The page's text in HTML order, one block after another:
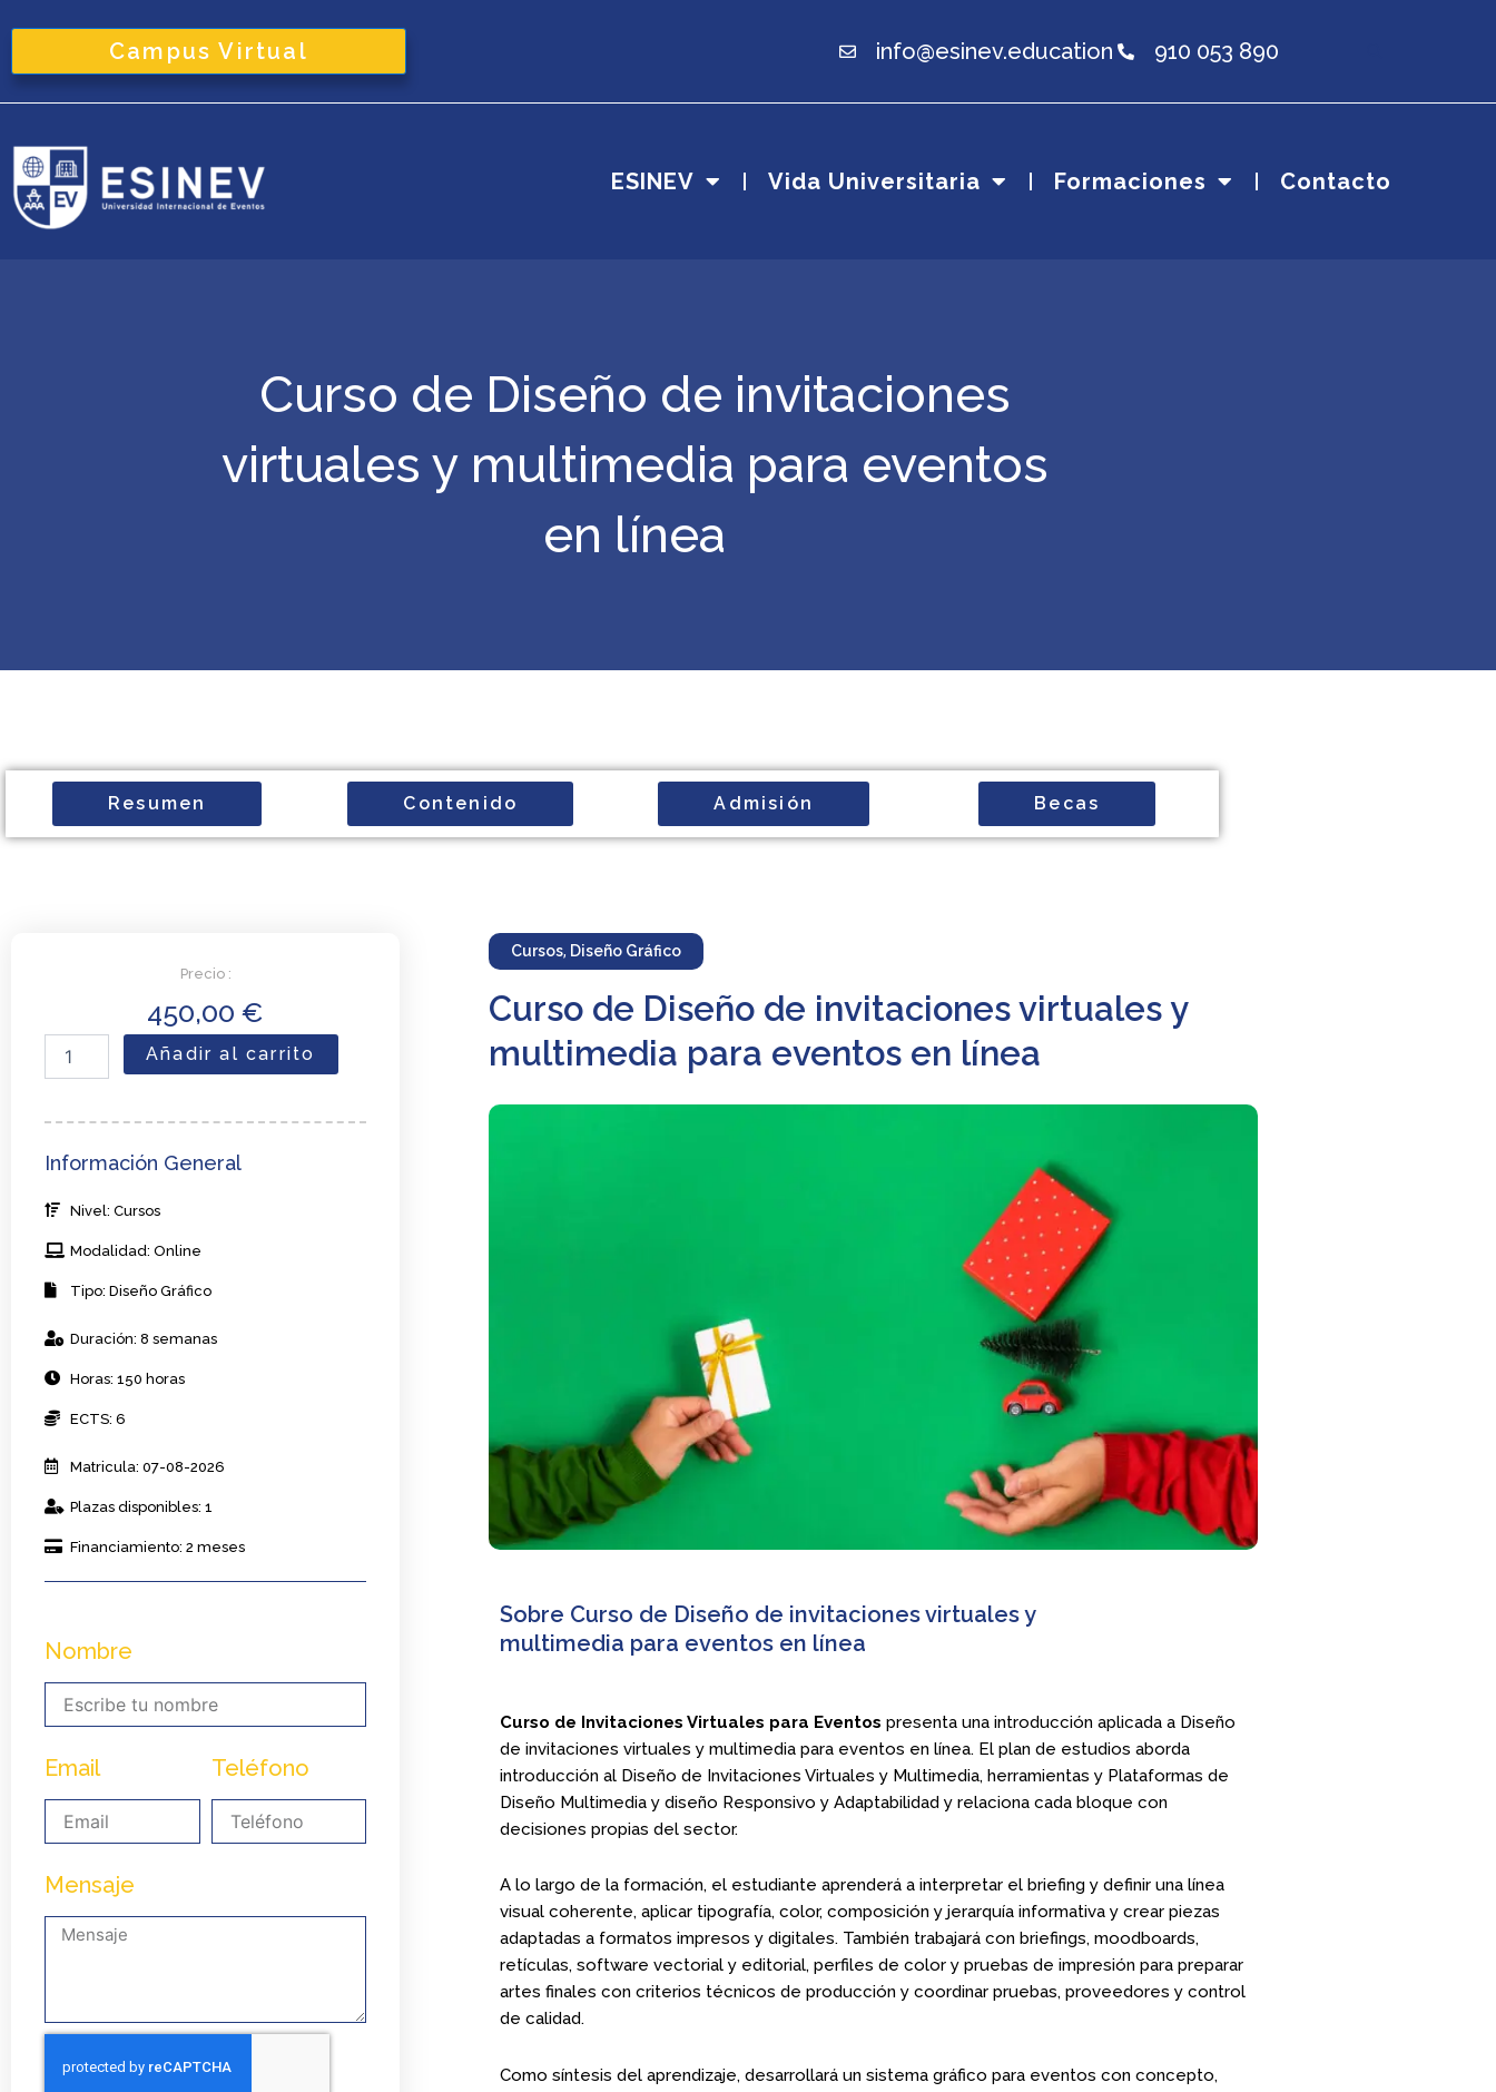
al
Campus Virtual info@esinev.education 910 053 890
ESINEV Vida Universitaria Formaciones Contacto
Curso de Diseño de invitaciones
virtuales y multimedia para eventos
en línea
Resumen Contenido Admisión Becas
Precio :
450,00 €
virtuales
multimedia
para
eventos
línea
Añadir al carrito
Información General
Nivel: Cursos
Modalidad: Online
Tipo: Diseño Gráfico
Duración: 8 semanas
Horas: 150 horas
ECTS: 6
Matricula: 07-08-2026
Plazas disponibles: 1
Financiamiento: 2 meses
Nombre
Email Teléfono
Mensaje
Cursos, Diseño Gráfico
Curso de Diseño de invitaciones virtuales y
multimedia para eventos en línea
Sobre Curso de Diseño de invitaciones virtuales y
multimedia para eventos en línea
Curso de Invitaciones Virtuales para Eventos presenta una introducción aplicada a Diseño
de invitaciones virtuales y multimedia para eventos en línea. El plan de estudios aborda
introducción al Diseño de Invitaciones Virtuales y Multimedia, herramientas y Plataformas de
Diseño Multimedia y diseño Responsivo y Adaptabilidad y relaciona cada bloque con
decisiones propias del sector.
A lo largo de la formación, el estudiante aprenderá a interpretar el briefing y definir una línea
visual coherente, aplicar tipografía, color, composición y jerarquía informativa y crear piezas
adaptadas a formatos impresos y digitales. También trabajará con briefings, moodboards,
retículas, software vectorial y editorial, perfiles de color y pruebas de impresión para preparar
artes finales con criterios técnicos de producción y coordinar pruebas, proveedores y control
de calidad.
Como síntesis del aprendizaje, desarrollará un sistema gráfico para eventos con concepto,